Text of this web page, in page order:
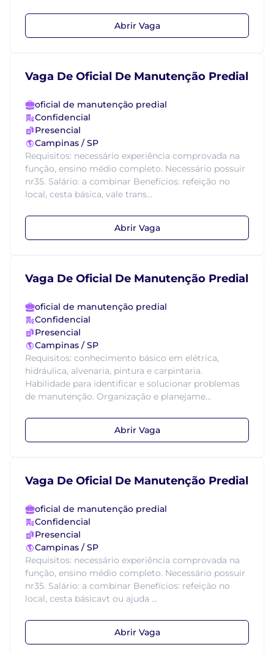
Abrir Vaga
Vaga De Oficial De Manutenção Predial
oficial de manutenção predial
Confidencial
Presencial
Campinas / SP
Requisitos: necessário experiência comprovada na
função, ensino médio completo. Necessário possuir
nr35. Salário: a combinar Benefícios: refeição no
local, cesta básica, vale trans...
Abrir Vaga
Vaga De Oficial De Manutenção Predial
oficial de manutenção predial
Confidencial
Presencial
Campinas / SP
Requisitos: conhecimento básico em elétrica,
hidráulica, alvenaria, pintura e carpintaria.
Habilidade para identificar e solucionar problemas
de manutenção. Organização e planejame...
Abrir Vaga
Vaga De Oficial De Manutenção Predial
oficial de manutenção predial
Confidencial
Presencial
Campinas / SP
Requisitos: necessário experiência comprovada na
função, ensino médio completo. Necessário possuir
nr35. Salário: a combinar Benefícios: refeição no
local, cesta básicavt ou ajuda ...
Abrir Vaga